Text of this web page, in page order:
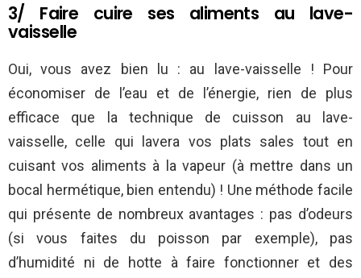
3/ Faire cuire ses aliments au lave-
vaisselle
Oui, vous avez bien lu : au lave-vaisselle ! Pour
économiser de l’eau et de l’énergie, rien de plus
efficace que la technique de cuisson au lave-
vaisselle, celle qui lavera vos plats sales tout en
cuisant vos aliments à la vapeur (à mettre dans un
bocal hermétique, bien entendu) ! Une méthode facile
qui présente de nombreux avantages : pas d’odeurs
(si vous faites du poisson par exemple), pas
d’humidité ni de hotte à faire fonctionner et des